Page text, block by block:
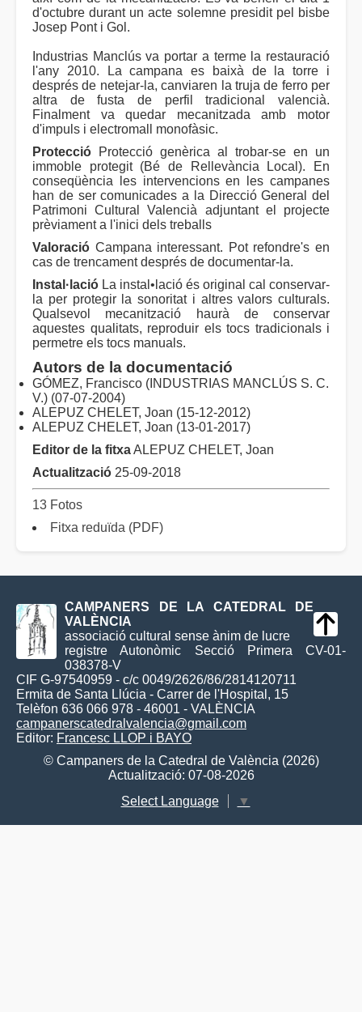
d'octubre durant un acte solemne presidit pel bisbe
Josep Pont i Gol.
Industrias Manclús va portar a terme la restauració
l'any 2010. La campana es baixà de la torre i
després de netejar-la, canviaren la truja de ferro per
altra de fusta de perfil tradicional valencià.
Finalment va quedar mecanitzada amb motor
d'impuls i electromall monofàsic.
Protecció Protecció genèrica al trobar-se en un
immoble protegit (Bé de Rellevància Local). En
conseqüència les intervencions en les campanes
han de ser comunicades a la Direcció General del
Patrimoni Cultural Valencià adjuntant el projecte
prèviament a l'inici dels treballs
Valoració Campana interessant. Pot refondre's en
cas de trencament després de documentar-la.
Instal·lació La instal•lació és original cal conservar-
la per protegir la sonoritat i altres valors culturals.
Qualsevol mecanització haurà de conservar
aquestes qualitats, reproduir els tocs tradicionals i
permetre els tocs manuals.
Autors de la documentació
GÓMEZ, Francisco (INDUSTRIAS MANCLÚS S. C.
V.) (07-07-2004)
ALEPUZ CHELET, Joan (15-12-2012)
ALEPUZ CHELET, Joan (13-01-2017)
Editor de la fitxaALEPUZ CHELET, Joan
Actualització 25-09-2018
13 Fotos
Fitxa reduïda (PDF)
CAMPANERS DE LA CATEDRAL DE
VALÈNCIA
associació cultural sense ànim de lucre
registre Autonòmic Secció Primera CV-01-
038378-V
CIF G-97540959 - c/c 0049/2626/86/2814120711
Ermita de Santa Llúcia - Carrer de l'Hospital, 15
Telèfon 636 066 978 - 46001 - VALÈNCIA
campanerscatedralvalencia@gmail.com
Editor: Francesc LLOP i BAYO
© Campaners de la Catedral de València (2026)
Actualització: 07-08-2026
Select Language
▼